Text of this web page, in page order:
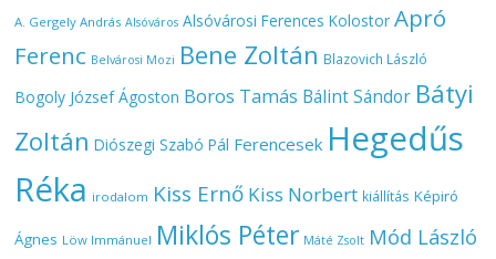
A. Gergely András Alsóváros Alsóvárosi Ferences Kolostor Apró
Ferenc Belvárosi Mozi Bene Zoltán Blazovich László
Bogoly József Ágoston Boros Tamás Bálint Sándor Bátyi
Zoltán Diószegi Szabó Pál Ferencesek Hegedűs
Réka irodalom Kiss Ernő Kiss Norbert kiállítás Képiró
Ágnes Löw Immánuel Miklós Péter Máté Zsolt Mód László